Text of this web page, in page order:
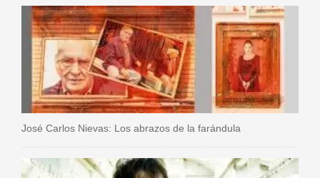
José Carlos Nievas: Los abrazos de la farándula